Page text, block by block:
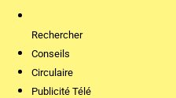
Rechercher
Conseils
Circulaire
Publicité Télé